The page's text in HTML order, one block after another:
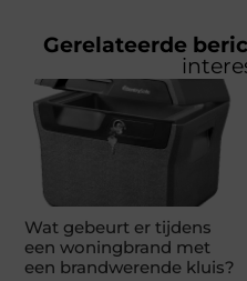
Gerelateerde
Wat gebeurt er tijdens
een woningbrand met
een brandwerende kluis?